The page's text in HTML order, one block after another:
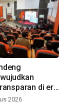
di era
2026